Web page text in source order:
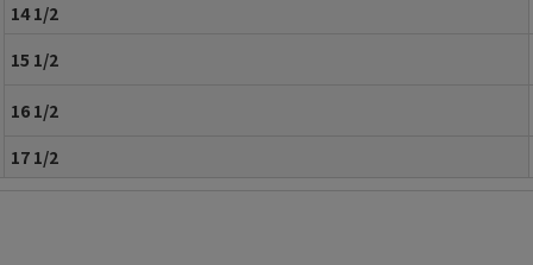
14 1/2
15 1/2
16 1/2
17 1/2